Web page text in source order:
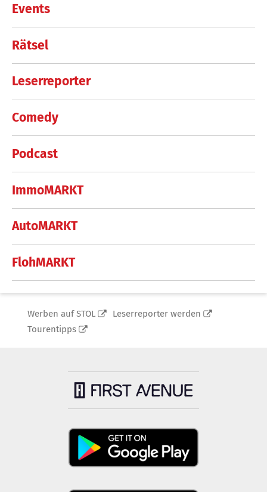
Events
Rätsel
Leserreporter
Comedy
Podcast
ImmoMARKT
AutoMARKT
FlohMARKT
Werben auf STOL
Leserreporter werden
Tourentipps